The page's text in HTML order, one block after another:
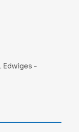
Edwiges -